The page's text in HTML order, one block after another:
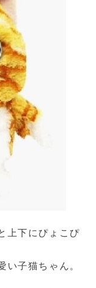
上下にぴょこぴ
い子猫ちゃん。